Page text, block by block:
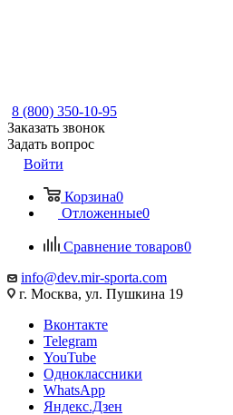
8 (800) 350-10-95
Заказать звонок
Задать вопрос
Войти
Корзина0
Отложенные0
Сравнение товаров0
info@dev.mir-sporta.com
г. Москва, ул. Пушкина 19
Вконтакте
Telegram
YouTube
Одноклассники
WhatsApp
Яндекс.Дзен